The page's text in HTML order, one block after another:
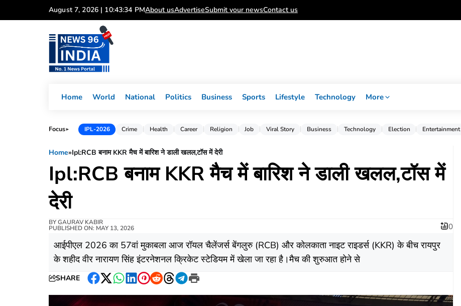
to
August 7, 2026 | 10:43:35 PMAbout usAdvertiseSubmit your newsContact us
Home World National Politics Business Sports Lifestyle Technology More
Focus► IPL-2026 Crime Health Career Religion Job Viral Story Business Technology Election Entertainment
Home»Ipl:RCB बनाम KKR मैच में बारिश ने डाली खलल,टॉस में देरी
Ipl:RCB बनाम KKR मैच में बारिश ने डाली खलल,टॉस में
देरी
BYGAURAV KABIR
PUBLISHED ON: MAY 13, 2026 0
​आईपीएल 2026 का 57वां मुकाबला आज रॉयल चैलेंजर्स बेंगलुरु (RCB) और कोलकाता नाइट राइडर्स (KKR) के बीच रायपुर
के शहीद वीर नारायण सिंह इंटरनेशनल क्रिकेट स्टेडियम में खेला जा रहा है।मैच की शुरुआत होने से
SHARE
Facebook
Twitter
WhatsApp
LinkedIn
Pinterest
RedditThreads
Telegram
Print